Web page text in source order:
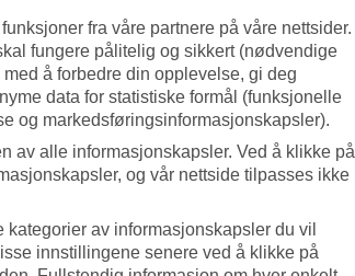
fra våre partnere på våre nettsider.
fungere pålitelig og sikkert (nødvendige
å forbedre din opplevelse, gi deg
data for statistiske formål (funksjonelle
og markedsføringsinformasjonskapsler).
av alle informasjonskapsler. Ved å klikke på
og vår nettside tilpasses ikke
av informasjonskapsler du vil
innstillingene senere ved å klikke på